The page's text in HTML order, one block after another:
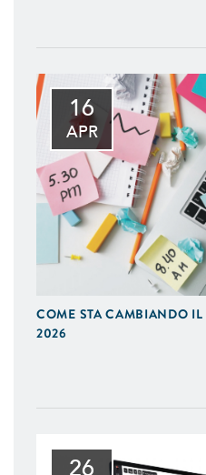
16
APR
COME STA CAMBIANDO
2026